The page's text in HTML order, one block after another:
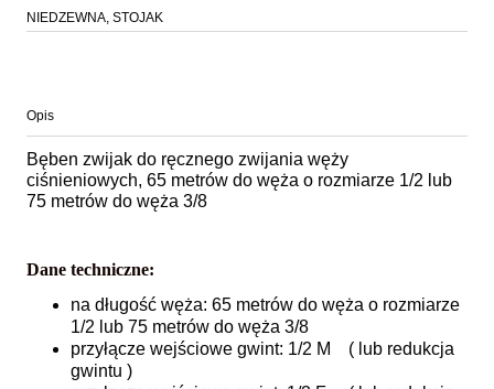
NIEDZEWNA, STOJAK
Opis
Bęben zwijak do ręcznego zwijania węży
ciśnieniowych, 65 metrów do węża o rozmiarze 1/2 lub
75 metrów do węża 3/8
Dane techniczne:
na długość węża: 65 metrów do węża o rozmiarze
1/2 lub 75 metrów do węża 3/8
przyłącze wejściowe gwint: 1/2 M ( lub redukcja
gwintu )